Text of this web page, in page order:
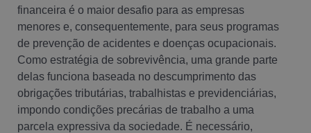
financeira é o maior desafio para as empresas
menores e, consequentemente, para seus programas
de prevenção de acidentes e doenças ocupacionais.
Como estratégia de sobrevivência, uma grande parte
delas funciona baseada no descumprimento das
obrigações tributárias, trabalhistas e previdenciárias,
impondo condições precárias de trabalho a uma
parcela expressiva da sociedade. É necessário,